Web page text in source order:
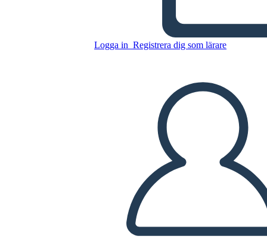
Logga in Registrera dig som lärare
SPELA UPP BILDSPEL
LÄS FÖR MIG